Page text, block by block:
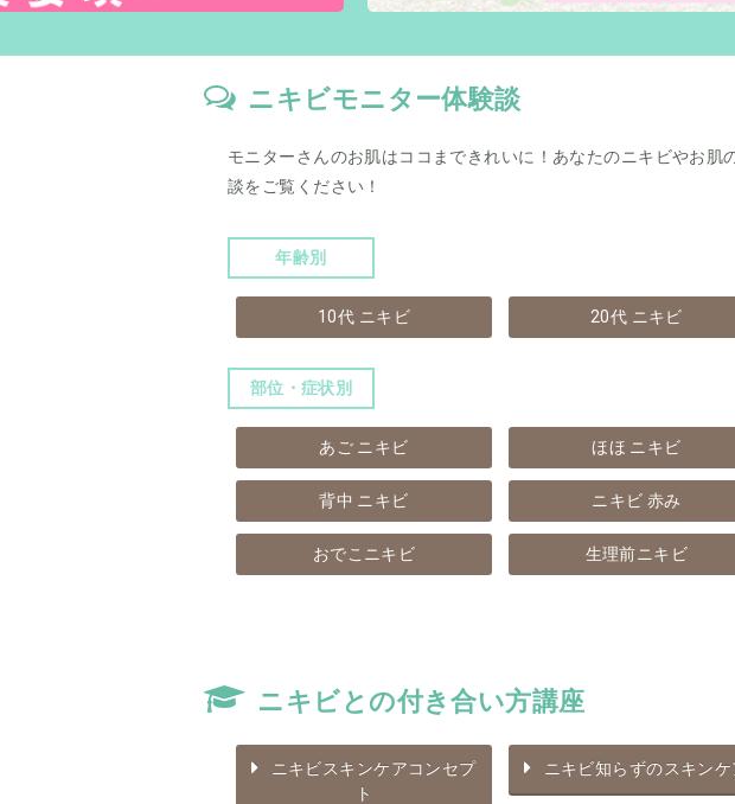
ニキビモニター体験談
モニターさんのお肌はココまできれいに！あなたのニキビやお肌
談をご覧ください！
年齢別
10代 ニキビ 20代 ニキビ
部位・症状別
あご ニキビ ほほ ニキビ
背中 ニキビ ニキビ 赤み
おでこニキビ 生理前ニキビ
ニキビとの付き合い方講座
ニキビスキンケアコンセプ
ト
ニキビ知らずのスキンケ